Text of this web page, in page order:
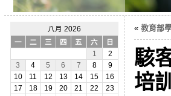
八月 2026
一
二 三 四 五 六
日
1
2
3
4 5 6 7 8
9
10
11 12 13 14 15
16
17
18 19 20 21 22
23
« 教育部
駭
培